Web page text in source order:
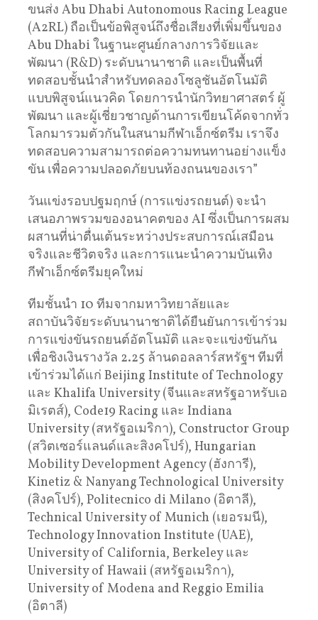
ขนส่ง Abu Dhabi Autonomous Racing League
(A2RL) ถือเป็นข้อพิสูจน์ถึงชื่อเสียงที่เพิ่มขึ้นของ
Abu Dhabi ในฐานะศูนย์กลางการวิจัยและ
พัฒนา (R&D) ระดับนานาชาติ และเป็นพื้นที่
ทดสอบชั้นนำสำหรับทดลองโซลูชันอัตโนมัติ
แบบพิสูจน์แนวคิด โดยการนำนักวิทยาศาสตร์ ผู้
พัฒนา และผู้เชี่ยวชาญด้านการเขียนโค้ดจากทั่ว
โลกมารวมตัวกันในสนามกีฬาเอ็กซ์ตรีม เราจึง
ทดสอบความสามารถต่อความทนทานอย่างแข็ง
ขัน เพื่อความปลอดภัยบนท้องถนนของเรา”
วันแข่งรอบปฐมฤกษ์ (การแข่งรถยนต์) จะนำ
เสนอภาพรวมของอนาคตของ AI ซึ่งเป็นการผสม
ผสานที่น่าตื่นเต้นระหว่างประสบการณ์เสมือน
จริงและชีวิตจริง และการแนะนำความบันเทิง
กีฬาเอ็กซ์ตรีมยุคใหม่
ทีมชั้นนำ 10 ทีมจากมหาวิทยาลัยและ
สถาบันวิจัยระดับนานาชาติได้ยืนยันการเข้าร่วม
การแข่งขันรถยนต์อัตโนมัติ และจะแข่งขันกัน
เพื่อชิงเงินรางวัล 2.25 ล้านดอลลาร์สหรัฐฯ ทีมที่
เข้าร่วมได้แก่ Beijing Institute of Technology
และ Khalifa University (จีนและสหรัฐอาหรับเอ
มิเรตส์), Code19 Racing และ Indiana
University (สหรัฐอเมริกา), Constructor Group
(สวิตเซอร์แลนด์และสิงคโปร์), Hungarian
Mobility Development Agency (ฮังการี),
Kinetiz & Nanyang Technological University
(สิงคโปร์), Politecnico di Milano (อิตาลี),
Technical University of Munich (เยอรมนี),
Technology Innovation Institute (UAE),
University of California, Berkeley และ
University of Hawaii (สหรัฐอเมริกา),
University of Modena and Reggio Emilia
(อิตาลี)